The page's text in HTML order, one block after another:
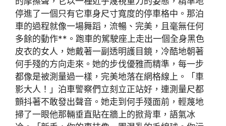
停進了一個只有它車身尺寸寬度的停車格中。那泊
車的過程就像一場舞蹈，流暢、完美，且毫無任何
多餘的動作**。跑車的駕駛座上走出一個全身黑色
皮衣的女人，她戴著一副透明護目鏡，冷酷地朝著
何手殘的方向走來。她的步伐優雅而精準，每一步
都像是被測量過一樣，完美地落在網格線上。「車
影大人！」泊車警察們立刻立正站好，連測量尺都
顫抖著不敢發出聲音。她走到何手殘面前，輕蔑地
掃了一眼他那輛垂直貼在牆上的掀背車，語氣冰